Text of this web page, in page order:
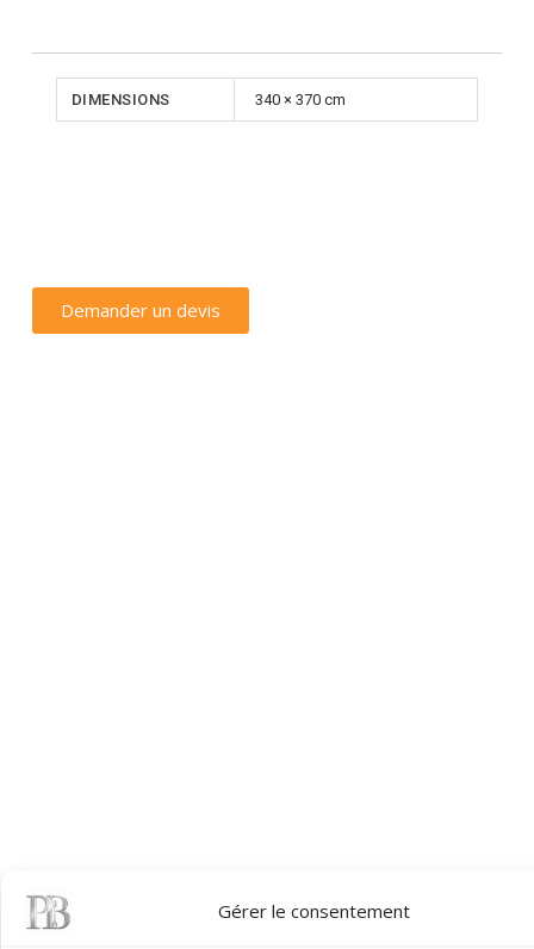
Gérer le consentement
DIMENSIONS 340 × 370 cm
Demander un devis